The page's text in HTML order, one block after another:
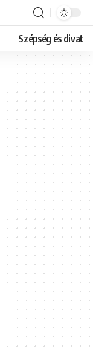
Szépség és divat